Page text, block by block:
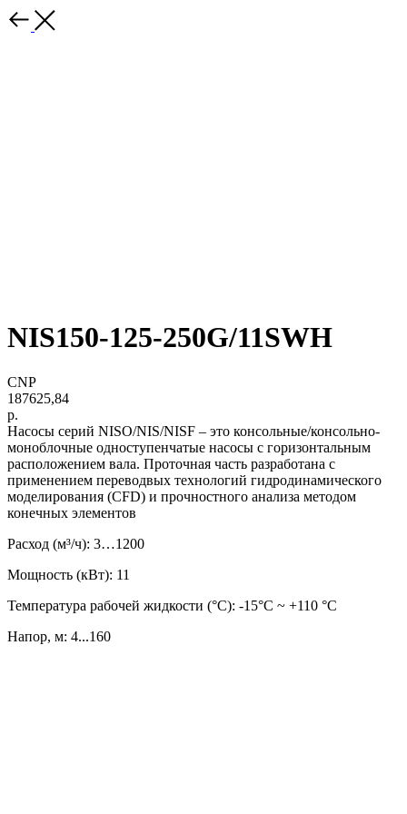
NIS150-125-250G/11SWH
CNP
187625,84
р.
Насосы серий NISO/NIS/NISF – это консольные/консольно-
моноблочные одноступенчатые насосы с горизонтальным
расположением вала. Проточная часть разработана с
применением переводвых технологий гидродинамического
моделирования (CFD) и прочностного анализа методом
конечных элементов
Расход (м³/ч): 3…1200
Мощность (кВт): 11
Температура рабочей жидкости (°C): -15°С ~ +110 °С
Напор, м: 4...160